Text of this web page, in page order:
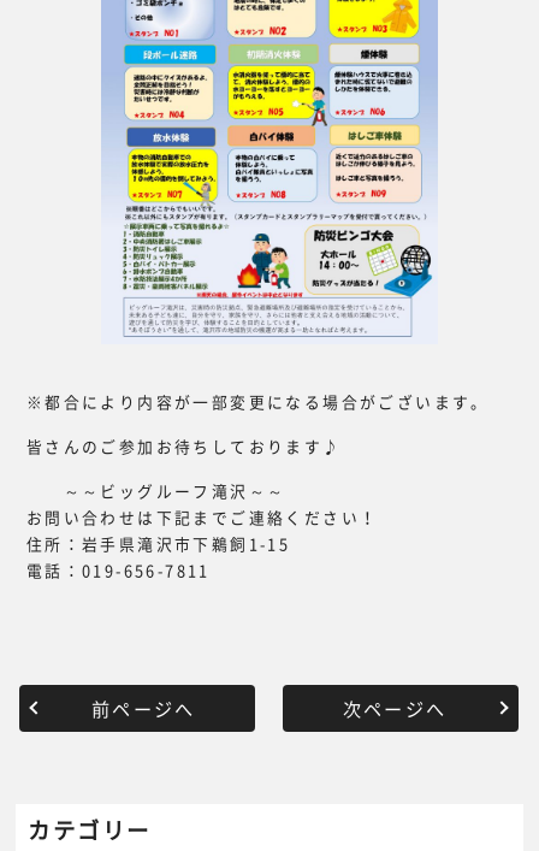
※都合により内容が一部変更になる場合がございます。
皆さんのご参加お待ちしております♪
～～ビッグルーフ滝沢～～
お問い合わせは下記までご連絡ください！
住所：岩手県滝沢市下鵜飼1-15
電話：019-656-7811
前ページへ 次ページへ
カテゴリー